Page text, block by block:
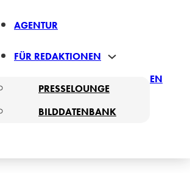
AGENTUR
FÜR REDAKTIONEN
PRESSELOUNGE
BILDDATENBANK
EN